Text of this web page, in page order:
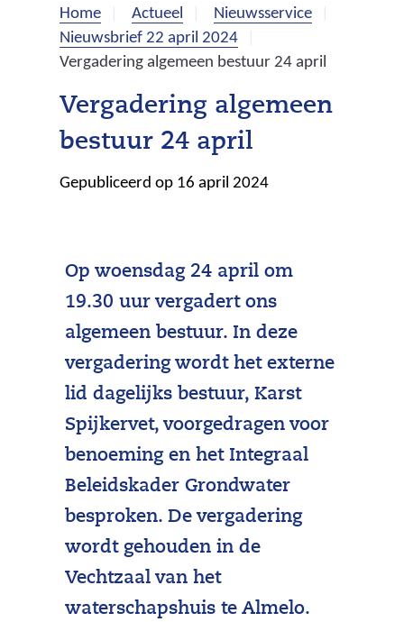
k
e
l
a
p
e
n
Home Actueel
Nieuwsservice
Nieuwsbrief 22 april 2024
Vergadering algemeen bestuur 24 april
Vergadering algemeen
bestuur 24 april
Gepubliceerd op 16 april 2024
Op woensdag 24 april om
19.30 uur vergadert ons
algemeen bestuur. In deze
vergadering wordt het externe
lid dagelijks bestuur, Karst
Spijkervet, voorgedragen voor
benoeming en het Integraal
Beleidskader Grondwater
besproken. De vergadering
wordt gehouden in de
Vechtzaal van het
waterschapshuis te Almelo.